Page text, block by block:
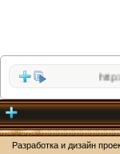
http://
Разработка и дизайн